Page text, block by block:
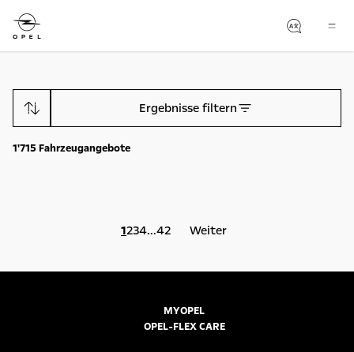
Ergebnisse filtern
1'715 Fahrzeugangebote
1234...42 Weiter
MYOPEL
OPEL-FLEX CARE